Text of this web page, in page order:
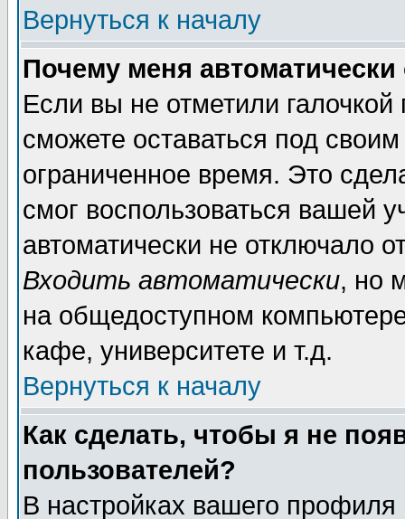
Вернуться к началу
Почему меня автоматически
Если вы не отметили галочкой
сможете оставаться под
ограниченное время. Это
смог воспользоваться вашей
автоматически не отключало
Входить автоматически, но
на общедоступном
кафе, университете и т.д.
Вернуться к началу
Как сделать, чтобы я не
пользователей?
В настройках вашего